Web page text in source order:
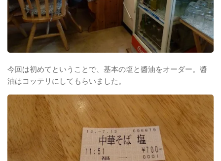
今回は初めてということで、基本の塩と醬油をオーダー。醬
油はコッテリにしてもらいました。